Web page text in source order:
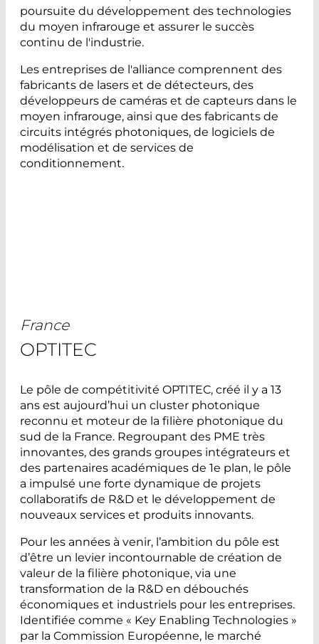
poursuite du développement des technologies
du moyen infrarouge et assurer le succès
continu de l'industrie.
Les entreprises de l'alliance comprennent des
fabricants de lasers et de détecteurs, des
développeurs de caméras et de capteurs dans le
moyen infrarouge, ainsi que des fabricants de
circuits intégrés photoniques, de logiciels de
modélisation et de services de
conditionnement.
France
OPTITEC
Le pôle de compétitivité OPTITEC, créé il y a 13
ans est aujourd’hui un cluster photonique
reconnu et moteur de la filière photonique du
sud de la France. Regroupant des PME très
innovantes, des grands groupes intégrateurs et
des partenaires académiques de 1e plan, le pôle
a impulsé une forte dynamique de projets
collaboratifs de R&D et le développement de
nouveaux services et produits innovants.
Pour les années à venir, l’ambition du pôle est
d’être un levier incontournable de création de
valeur de la filière photonique, via une
transformation de la R&D en débouchés
économiques et industriels pour les entreprises.
Identifiée comme « Key Enabling Technologies »
par la Commission Européenne, le marché